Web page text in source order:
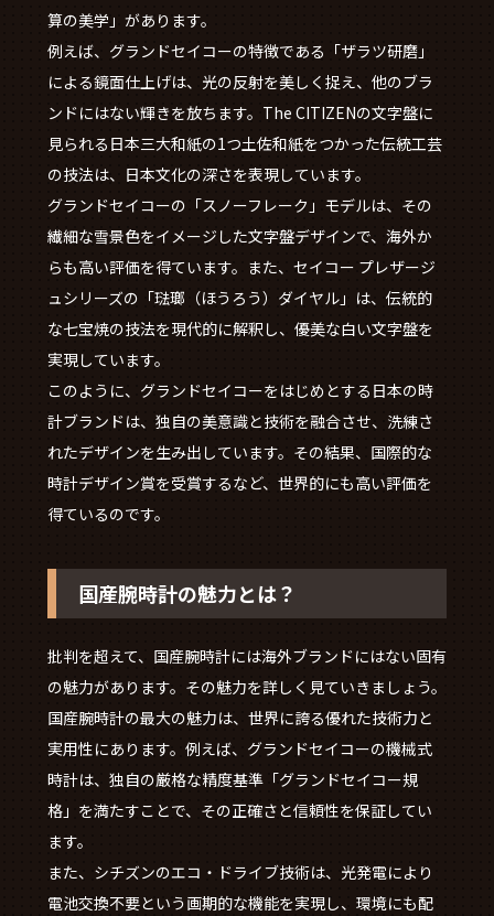
算の美学」があります。
例えば、グランドセイコーの特徴である「ザラツ研磨」
による鏡面仕上げは、光の反射を美しく捉え、他のブラ
ンドにはない輝きを放ちます。The CITIZENの文字盤に
見られる日本三大和紙の1つ土佐和紙をつかった伝統工芸
の技法は、日本文化の深さを表現しています。
グランドセイコーの「スノーフレーク」モデルは、その
繊細な雪景色をイメージした文字盤デザインで、海外か
らも高い評価を得ています。また、セイコー プレザージ
ュシリーズの「琺瑯（ほうろう）ダイヤル」は、伝統的
な七宝焼の技法を現代的に解釈し、優美な白い文字盤を
実現しています。
このように、グランドセイコーをはじめとする日本の時
計ブランドは、独自の美意識と技術を融合させ、洗練さ
れたデザインを生み出しています。その結果、国際的な
時計デザイン賞を受賞するなど、世界的にも高い評価を
得ているのです。
国産腕時計の魅力とは？
批判を超えて、国産腕時計には海外ブランドにはない固有
の魅力があります。その魅力を詳しく見ていきましょう。
国産腕時計の最大の魅力は、世界に誇る優れた技術力と
実用性にあります。例えば、グランドセイコーの機械式
時計は、独自の厳格な精度基準「グランドセイコー規
格」を満たすことで、その正確さと信頼性を保証してい
ます。
また、シチズンのエコ・ドライブ技術は、光発電により
電池交換不要という画期的な機能を実現し、環境にも配